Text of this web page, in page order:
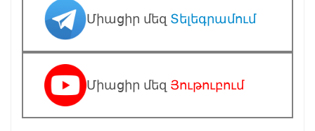
Միացիր մեզ Տելեգրամում
Միացիր մեզ Յութուբում